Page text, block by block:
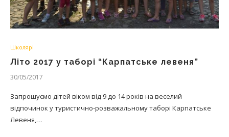
Школярі
Літо 2017 у таборі “Карпатське левеня”
30/05/2017
Запрошуємо дітей віком від 9 до 14 років на веселий
відпочинок у туристично-розважальному таборі Карпатське
Левеня,…